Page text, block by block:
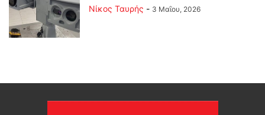
Νίκος Ταυρής - 3 Μαΐου, 2026